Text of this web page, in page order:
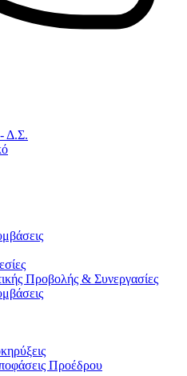
Δ.Σ.
Προβολής & Συνεργασίες
Προέδρου